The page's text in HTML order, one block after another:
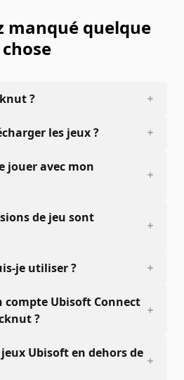
manqué quelque
chose
?
les jeux ?
jouer avec mon
de jeu sont
je utiliser ?
compte Ubisoft Connect
?
Ubisoft en dehors de